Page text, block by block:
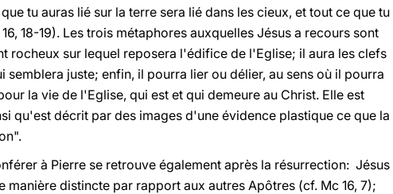
tu auras lié sur la terre sera lié dans les cieux, et tout ce que tu
18-19). Les trois métaphores auxquelles Jésus a recours sont
rocheux sur lequel reposera l'édifice de l'Eglise; il aura les clefs
juste; enfin, il pourra lier ou délier, au sens où il pourra
la vie de l'Eglise, qui est et qui demeure au Christ. Elle est
qu'est décrit par des images d'une évidence plastique ce que la
à Pierre se retrouve également après la résurrection: Jésus
distincte par rapport aux autres Apôtres (cf. Mc 16, 7);